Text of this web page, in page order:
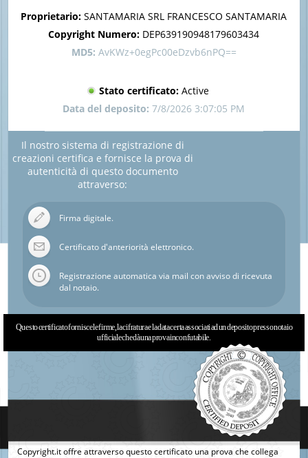
MONZESE CIG BBF93D9515
Proprietario: SANTAMARIA SRL FRANCESCO SANTAMARIA
Copyright Numero: DEP639190948179603434
MD5: AvKWz+0egPc00eDzvb6nPQ==
Stato certificato: Active
Data del deposito: 7/8/2026 3:07:05 PM
Il nostro sistema di registrazione di
creazioni certifica e fornisce la prova di
autenticità di questo documento
attraverso:
Firma digitale.
Certificato d'anteriorità elettronico.
Registrazione automatica via mail con avviso di ricevuta
dal notaio.
Questo certificato fornisce le firme, la cifratura e la data certa associati ad un deposito presso notaio
ufficiale che dà una prova inconfutabile.
Copyright.it offre attraverso questo certificato una prova che collega